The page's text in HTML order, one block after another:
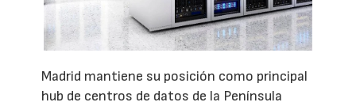
Madrid mantiene su posición como principal
hub de centros de datos de la Península